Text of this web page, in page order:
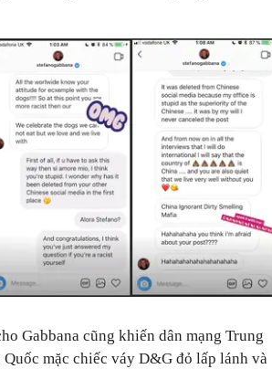
Gabbana cũng khiến dân mạng Trung
mặc chiếc váy D&G đỏ lấp lánh và